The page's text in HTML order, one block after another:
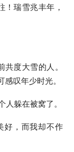
！瑞雪兆丰年，
度大雪的人。
叹年少时光。
人躲在被窝了。
好，而我却不作